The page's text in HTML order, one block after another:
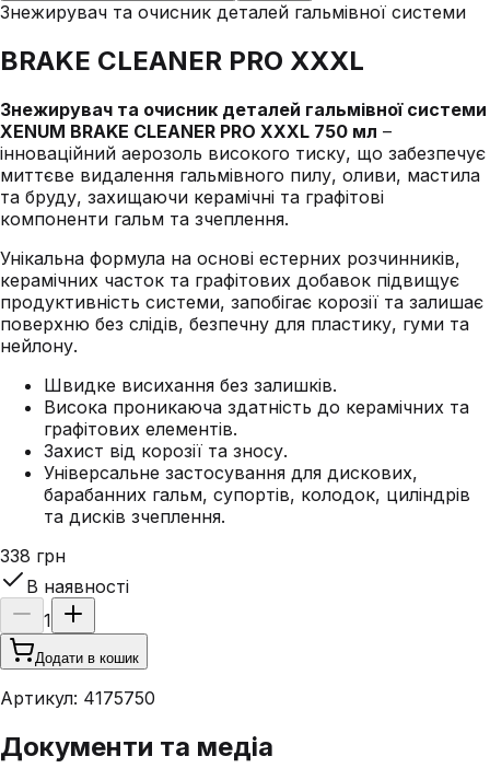
Знежирувач та очисник деталей гальмівної системи
BRAKE CLEANER PRO XXXL
Знежирувач та очисник деталей гальмівної системи
XENUM BRAKE CLEANER PRO XXXL 750 мл –
інноваційний аерозоль високого тиску, що забезпечує
миттєве видалення гальмівного пилу, оливи, мастила
та бруду, захищаючи керамічні та графітові
компоненти гальм та зчеплення.
Унікальна формула на основі естерних розчинників,
керамічних часток та графітових добавок підвищує
продуктивність системи, запобігає корозії та залишає
поверхню без слідів, безпечну для пластику, гуми та
нейлону.
Швидке висихання без залишків.
Висока проникаюча здатність до керамічних та
графітових елементів.
Захист від корозії та зносу.
Універсальне застосування для дискових,
барабанних гальм, супортів, колодок, циліндрів
та дисків зчеплення.
338 грн
В наявності
1
Додати в кошик
Артикул: 4175750
Документи та медіа